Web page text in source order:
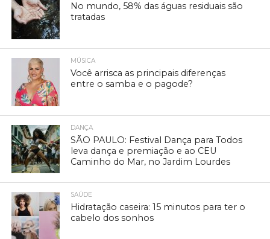
No mundo, 58% das águas residuais são
tratadas
MÚSICA
Você arrisca as principais diferenças
entre o samba e o pagode?
DANÇA
SÃO PAULO: Festival Dança para Todos
leva dança e premiação e ao CEU
Caminho do Mar, no Jardim Lourdes
SAÚDE
Hidratação caseira: 15 minutos para ter o
cabelo dos sonhos